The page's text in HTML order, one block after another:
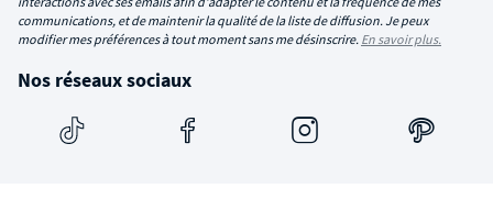
communications, et de maintenir la qualité de la liste de diffusion. Je peux
modifier mes préférences à tout moment sans me désinscrire. En savoir plus.
Nos réseaux sociaux